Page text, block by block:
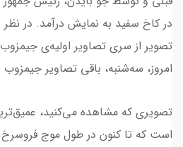
در کاخ سفید به نمایش درآمد. در نظر
امروز، سه‌شنبه، باقی تصاویر
تصویری که مشاهده می‌کنید،
است که تا کنون در طول موج فروسرخ